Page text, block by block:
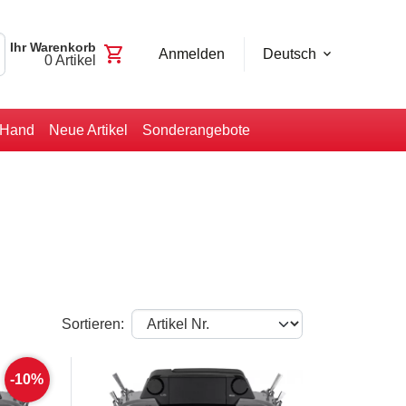
Ihr Warenkorb
0Artikel shopping_cart Anmelden Deutsch
Neue Artikel Sonderangebote
Sortieren:
-10%